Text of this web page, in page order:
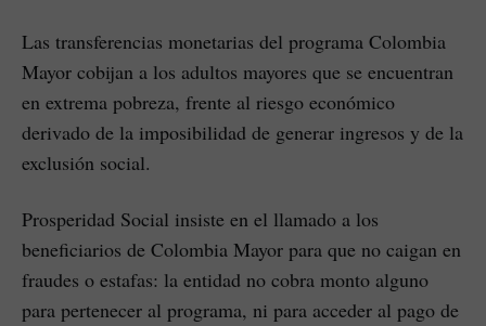
Las transferencias monetarias del programa Colombia
Mayor cobijan a los adultos mayores que se encuentran
en extrema pobreza, frente al riesgo económico
derivado de la imposibilidad de generar ingresos y de la
exclusión social.
Prosperidad Social insiste en el llamado a los
beneficiarios de Colombia Mayor para que no caigan en
fraudes o estafas: la entidad no cobra monto alguno
para pertenecer al programa, ni para acceder al pago de